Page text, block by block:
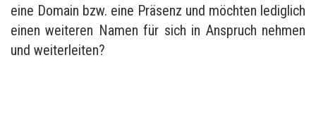
eine Domain bzw. eine Präsenz und möchten lediglich
einen weiteren Namen für sich in Anspruch nehmen
und weiterleiten?